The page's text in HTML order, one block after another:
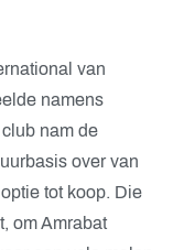
van
namens
nam de
over van
tot koop. Die
om Amrabat